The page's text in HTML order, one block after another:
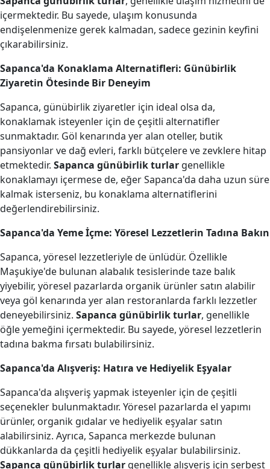
içermektedir. Bu sayede, ulaşım konusunda
endişelenmenize gerek kalmadan, sadece gezinin keyfini
çıkarabilirsiniz.
Sapanca'da Konaklama Alternatifleri: Günübirlik
Ziyaretin Ötesinde Bir Deneyim
Sapanca, günübirlik ziyaretler için ideal olsa da,
konaklamak isteyenler için de çeşitli alternatifler
sunmaktadır. Göl kenarında yer alan oteller, butik
pansiyonlar ve dağ evleri, farklı bütçelere ve zevklere hitap
etmektedir. Sapanca günübirlik turlar genellikle
konaklamayı içermese de, eğer Sapanca'da daha uzun süre
kalmak isterseniz, bu konaklama alternatiflerini
değerlendirebilirsiniz.
Sapanca'da Yeme İçme: Yöresel Lezzetlerin Tadına Bakın
Sapanca, yöresel lezzetleriyle de ünlüdür. Özellikle
Maşukiye'de bulunan alabalık tesislerinde taze balık
yiyebilir, yöresel pazarlarda organik ürünler satın alabilir
veya göl kenarında yer alan restoranlarda farklı lezzetler
deneyebilirsiniz. Sapanca günübirlik turlar, genellikle
öğle yemeğini içermektedir. Bu sayede, yöresel lezzetlerin
tadına bakma fırsatı bulabilirsiniz.
Sapanca'da Alışveriş: Hatıra ve Hediyelik Eşyalar
Sapanca'da alışveriş yapmak isteyenler için de çeşitli
seçenekler bulunmaktadır. Yöresel pazarlarda el yapımı
ürünler, organik gıdalar ve hediyelik eşyalar satın
alabilirsiniz. Ayrıca, Sapanca merkezde bulunan
dükkanlarda da çeşitli hediyelik eşyalar bulabilirsiniz.
Sapanca günübirlik turlar genellikle alışveriş için serbest